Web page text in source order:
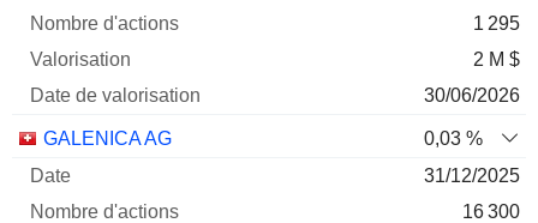
1 295
2 M $
30/06/2026
GALENICA AG
0,03 %
31/12/2025
16 300